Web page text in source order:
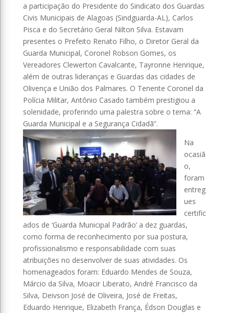
a participação do Presidente do Sindicato dos Guardas
Civis Municipais de Alagoas (Sindguarda-AL), Carlos
Pisca e do Secretário Geral Nilton Silva. Estavam
presentes o Prefeito Renato Filho, o Diretor Geral da
Guarda Municipal, Coronel Robson Gomes, os
Vereadores Clewerton Cavalcante, Tayronne Henrique,
além de outras lideranças e Guardas das cidades de
Olivença e União dos Palmares. O Tenente Coronel da
Polícia Militar, Antônio Casado também prestigiou a
solenidade, proferindo uma palestra sobre o tema: “A
Guarda Municipal e a Segurança Cidadã”.
Na
ocasiã
o,
foram
entreg
ues
certific
ados de ‘Guarda Municipal Padrão’ a dez guardas,
como forma de reconhecimento por sua postura,
profissionalismo e responsabilidade com suas
atribuições no desenvolver de suas atividades. Os
homenageados foram: Eduardo Mendes de Souza,
Márcio da Silva, Moacir Liberato, André Francisco da
Silva, Deivson José de Oliveira, José de Freitas,
Eduardo Henrique, Elizabeth França, Édson Douglas e